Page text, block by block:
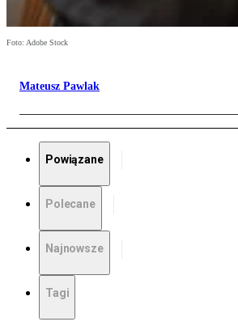
Foto: Adobe Stock
Mateusz Pawlak
Powiązane
Polecane
Najnowsze
Tagi